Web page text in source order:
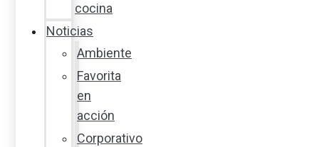
cocina
Noticias
Ambiente
Favorita
en
acción
Corporativo